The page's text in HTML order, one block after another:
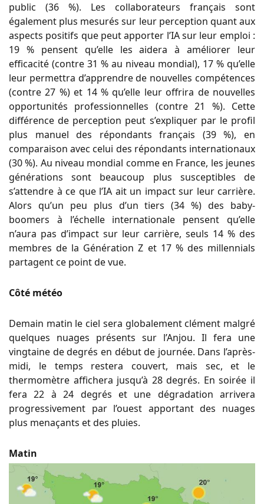
public (36 %). Les collaborateurs français sont
également plus mesurés sur leur perception quant aux
aspects positifs que peut apporter l’IA sur leur emploi :
19 % pensent qu’elle les aidera à améliorer leur
efficacité (contre 31 % au niveau mondial), 17 % qu’elle
leur permettra d’apprendre de nouvelles compétences
(contre 27 %) et 14 % qu’elle leur offrira de nouvelles
opportunités professionnelles (contre 21 %). Cette
différence de perception peut s’expliquer par le profil
plus manuel des répondants français (39 %), en
comparaison avec celui des répondants internationaux
(30 %). Au niveau mondial comme en France, les jeunes
générations sont beaucoup plus susceptibles de
s’attendre à ce que l’IA ait un impact sur leur carrière.
Alors qu’un peu plus d’un tiers (34 %) des baby-
boomers à l’échelle internationale pensent qu’elle
n’aura pas d’impact sur leur carrière, seuls 14 % des
membres de la Génération Z et 17 % des millennials
partagent ce point de vue.
Côté météo
Demain matin le ciel sera globalement clément malgré
quelques nuages présents sur l’Anjou. Il fera une
vingtaine de degrés en début de journée. Dans l’après-
midi, le temps restera couvert, mais sec, et le
thermomètre affichera jusqu’à 28 degrés. En soirée il
fera 22 à 24 degrés et une dégradation arrivera
progressivement par l’ouest apportant des nuages
plus menaçants et des pluies.
Matin